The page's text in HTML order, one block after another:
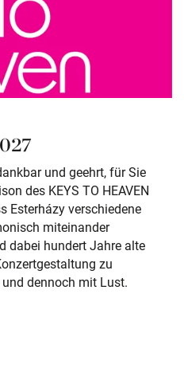
und geehrt, für Sie
des KEYS TO HEAVEN
Esterházy verschiedene
miteinander
dabei hundert Jahre alte
zu
dennoch mit Lust.